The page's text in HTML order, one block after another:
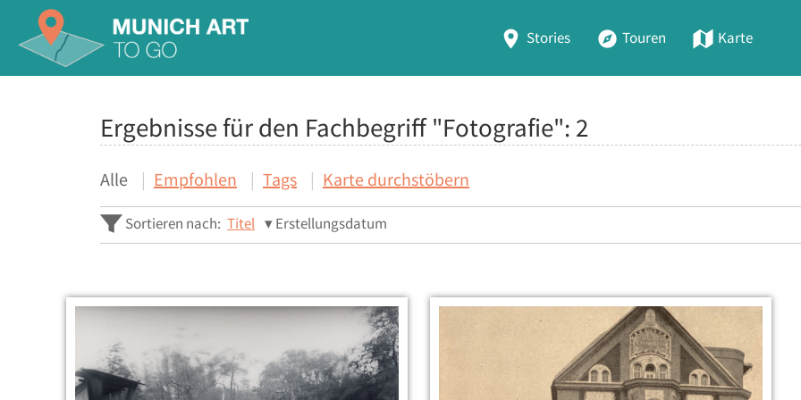
Stories Touren Karte
Ergebnisse für den Fachbegriff "Fotografie": 2
Alle Empfohlen Tags Karte durchstöbern
Sortieren nach: Titel Erstellungsdatum